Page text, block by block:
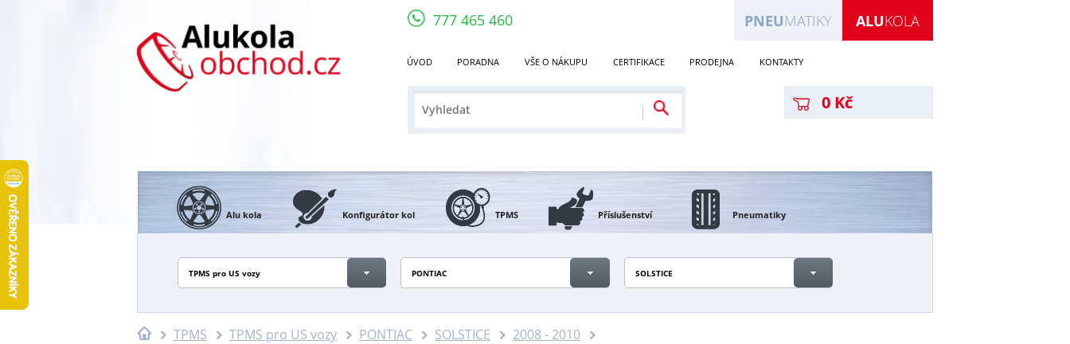
777 465 460 ALUKOLA
PNEUMATIKY
ÚVOD PORADNA VŠE O NÁKUPU CERTIFIKACE PRODEJNA KONTAKTY
0 Kč
Alu kola Konfigurátor kol TPMS Příslušenství Pneumatiky
TPMS pro US vozy PONTIAC SOLSTICE
TPMS TPMS pro US vozy PONTIAC SOLSTICE 2008 - 2010